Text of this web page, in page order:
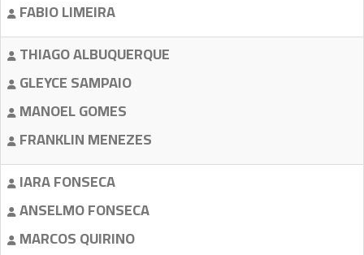
FABIO LIMEIRA
THIAGO ALBUQUERQUE
GLEYCE SAMPAIO
MANOEL GOMES
FRANKLIN MENEZES
IARA FONSECA
ANSELMO FONSECA
MARCOS QUIRINO